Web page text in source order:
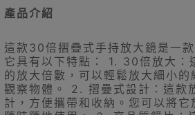
產品介紹
這款30倍摺疊式手持放大鏡是一
它具有以下特點： 1. 30倍放大：
的放大倍數，可以輕鬆放大細小
觀察物體。 2. 摺疊式設計：這款
計，方便攜帶和收納。您可以將它